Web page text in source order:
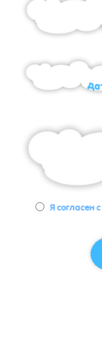
Я согласен с